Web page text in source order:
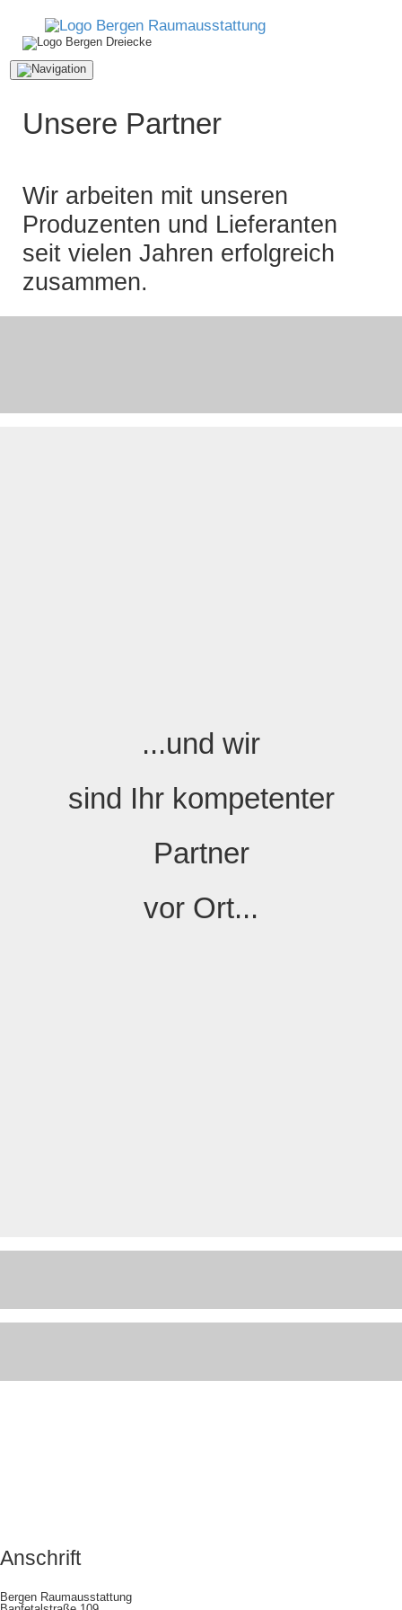
Navigation
ein-/ausblenden
Unsere Partner
Wir arbeiten mit unseren
Produzenten und Lieferanten
seit vielen Jahren erfolgreich
zusammen.
...und wir
sind Ihr kompetenter
Partner
vor Ort...
Anschrift
Bergen Raumausstattung